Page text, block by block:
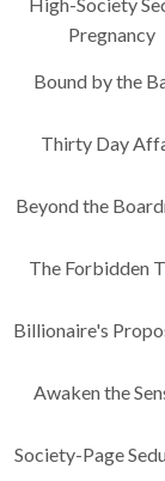
Pregnancy
Bound by the
Thirty Day
Beyond the
The Forbidden
Billionaire's
Awaken the
Society-Page